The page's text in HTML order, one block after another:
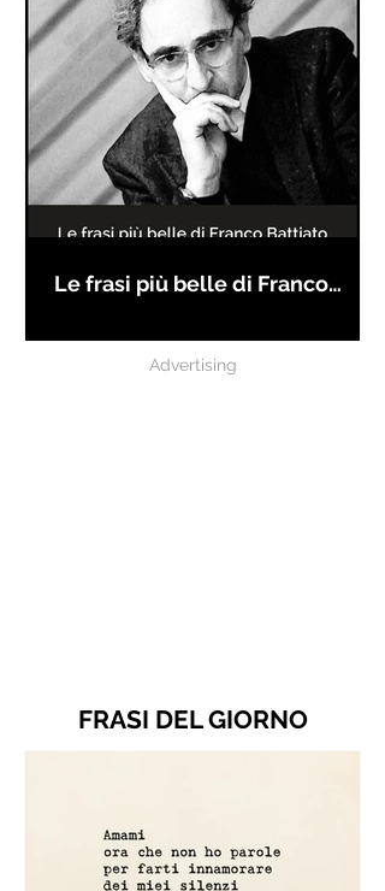
Le frasi più belle di Franco
Advertising
FRASI DEL GIORNO